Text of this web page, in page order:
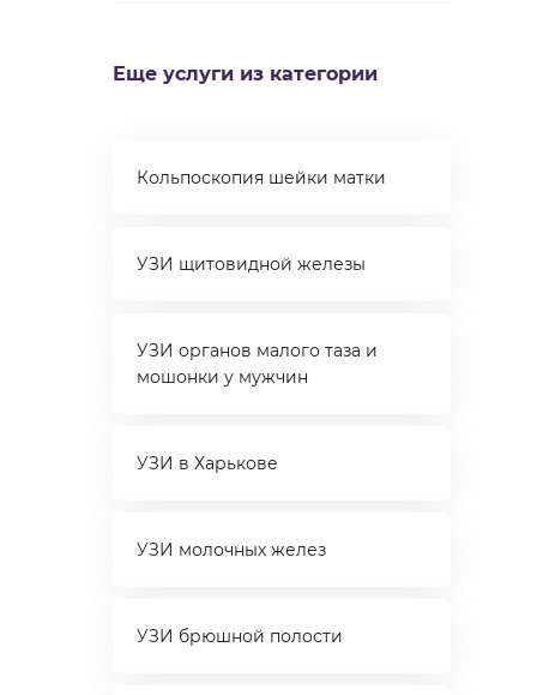
Еще услуги из категории
Кольпоскопия шейки матки
УЗИ щитовидной железы
УЗИ органов малого таза и
мошонки у мужчин
УЗИ в Харькове
УЗИ молочных желез
УЗИ брюшной полости